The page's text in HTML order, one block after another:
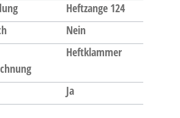
Heftzange 124
Nein
Heftklammer
Ja